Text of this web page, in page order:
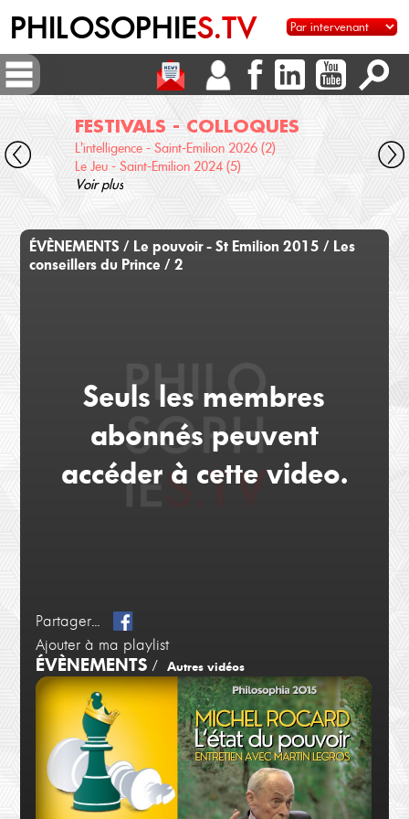
PHILOSOPHIES.TV
FESTIVALS - COLLOQUES
L'intelligence - Saint-Emilion 2026 (2)
Le Jeu - Saint-Emilion 2024 (5)
Voir plus
ÉVÈNEMENTS / Le pouvoir - St Emilion 2015 / Les
conseillers du Prince / 2
Seuls les membres
abonnés peuvent
accéder à cette video.
Partager...
Ajouter à ma playlist
ÉVÈNEMENTS /Autres vidéos